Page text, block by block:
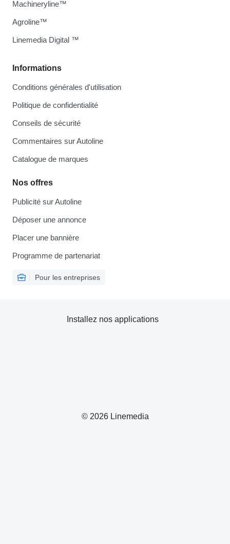
Informations
Conditions générales d'utilisation
Politique de confidentialité
Conseils de sécurité
Commentaires sur Autoline
Catalogue de marques
Nos offres
Publicité sur Autoline
Déposer une annonce
Placer une bannière
Programme de partenariat
Pour les entreprises
Machineryline™
Agroline™
Linemedia Digital ™
© 2026 Linemedia
Installez nos applications